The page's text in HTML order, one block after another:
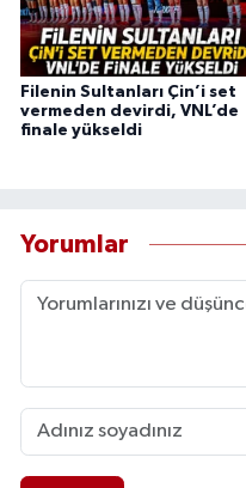
Filenin Sultanları Çin’i set
vermeden devirdi, VNL’de
finale yükseldi
Yorumlar